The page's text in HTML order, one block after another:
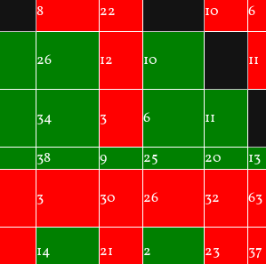
8 22 10 6
26 12 10 11
34 3 6 11
38 9 25 20 13
3 30 26 32 63
14 21 2 23
37